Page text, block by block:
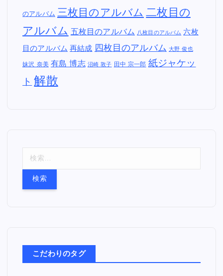
のアルバム 三枚目のアルバム 二枚目の
アルバム 五枚目のアルバム 八枚目のアルバム 六枚
目のアルバム 再結成 四枚目のアルバム 大野 俊也
妹沢 奈美 有島 博志 沼崎 敦子 田中 宗一郎 紙ジャケッ
ト 解散
こだわりのタグ